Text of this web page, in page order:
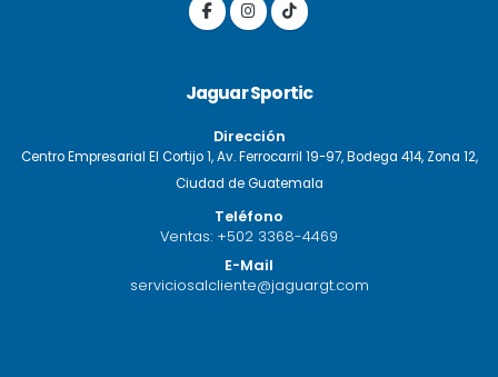
Jaguar Sportic
Dirección
Centro Empresarial El Cortijo 1, Av. Ferrocarril 19-97, Bodega 414, Zona 12,
Ciudad de Guatemala
Teléfono
Ventas: +502 3368-4469
E-Mail
serviciosalcliente@jaguargt.com